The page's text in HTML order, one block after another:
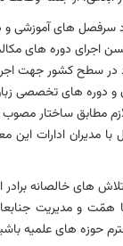
سرفصل های آموزشی و
اجرای دوره های
سطح کشور جهت
و دوره های تخصصی
مطابق ساختار مصوب
مدیران ادارات این
های خالصانه برادر
همّت و مدیریت
حوزه های علمیه